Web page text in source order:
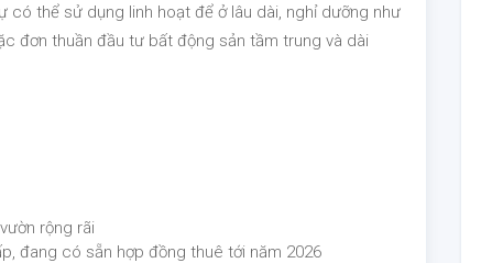
thể sử dụng linh hoạt để ở lâu dài, nghỉ dưỡng như
đơn thuần đầu tư bất động sản tầm trung và dài
rộng rãi
đang có sẵn hợp đồng thuê tới năm 2026